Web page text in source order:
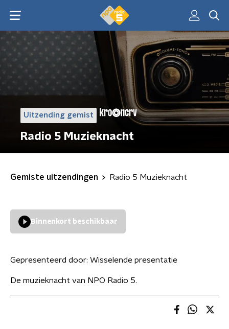
Uitzending gemist
Radio 5 Muzieknacht
Gemiste uitzendingen Radio 5 Muzieknacht
Binnenkort beschikbaar
Gepresenteerd door: Wisselende presentatie
De muzieknacht van NPO Radio 5.